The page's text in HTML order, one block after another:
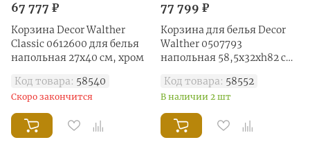
67 777 ₽
Корзина Decor Walther
Classic 0612600 для белья
напольная 27х40 см, хром
Код товара: 58540
Скоро закончится
77 799 ₽
Корзина для белья Decor
Walther 0507793
напольная 58,5x32xh82 см,
Код товара: 58552
В наличии 2 шт